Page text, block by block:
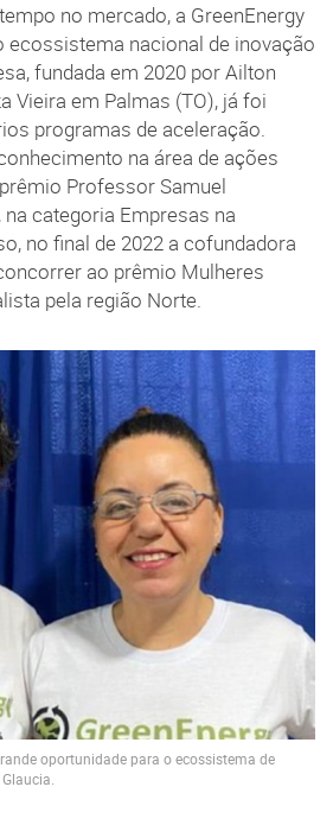
no mercado, a GreenEnergy
ecossistema nacional de inovação
fundada em 2020 por Ailton
Vieira em Palmas (TO), já foi
programas de aceleração.
na área de ações
Professor Samuel
categoria Empresas na
no final de 2022 a cofundadora
ao prêmio Mulheres
pela região Norte.
oportunidade para o ecossistema de